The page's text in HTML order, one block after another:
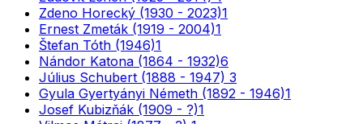
Zdeno Horecký (1930 - 2023)1
Ernest Zmeták (1919 - 2004)1
Štefan Tóth (1946)1
Nándor Katona (1864 - 1932)6
Július Schubert (1888 - 1947) 3
Gyula Gyertyányi Németh (1892 - 1946)1
Josef Kubizňák (1909 - ?)1